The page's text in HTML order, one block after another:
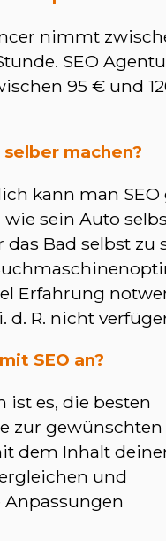
nimmt
SEO
95 € und
selber machen?
kann man SEO
sein Auto
Bad selbst zu
Erfahrung
d. R. nicht
SEO an?
ist es, die besten
zur gewünschten
dem Inhalt
und